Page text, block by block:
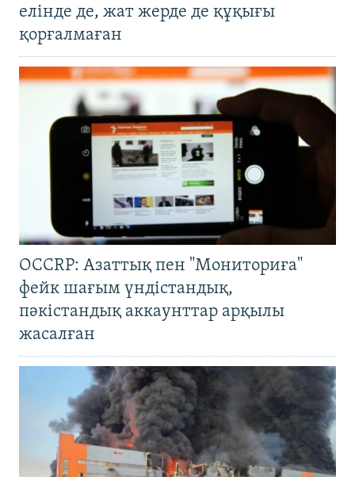
елінде де, жат жерде де құқығы
қорғалмаған
OCCRP: Азаттық пен "Мониториға"
фейк шағым үндістандық,
пәкістандық аккаунттар арқылы
жасалған